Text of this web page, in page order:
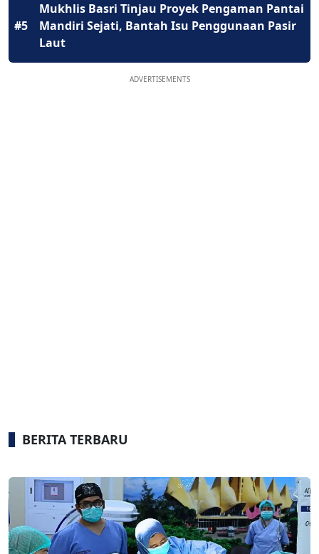
#5
Mukhlis Basri Tinjau Proyek Pengaman Pantai
Mandiri Sejati, Bantah Isu Penggunaan Pasir
Laut
ADVERTISEMENTS
BERITA TERBARU